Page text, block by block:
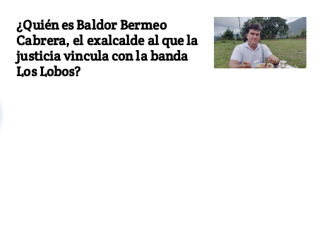
¿Quién es Baldor Bermeo
Cabrera, el exalcalde al que la
justicia vincula con la banda
Los Lobos?